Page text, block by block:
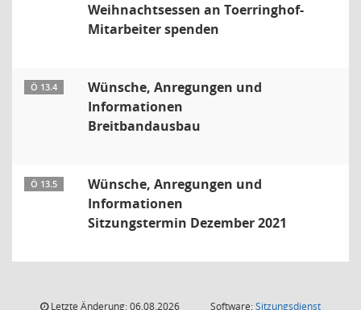
Weihnachtsessen an Toerringhof-
Mitarbeiter spenden
Ö 13.4
Wünsche, Anregungen und
Informationen
Breitbandausbau
Ö 13.5
Wünsche, Anregungen und
Informationen
Sitzungstermin Dezember 2021
Letzte Änderung: 06.08.2026 Software:Sitzungsdienst